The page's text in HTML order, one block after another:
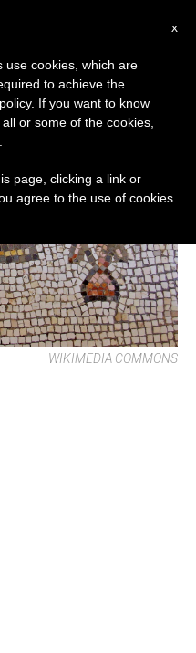
WIKIMEDIA COMMONS
x
use cookies, which are
to achieve the
If you want to know
or some of the cookies,
page, clicking a link or
agree to the use of cookies.